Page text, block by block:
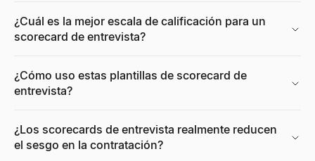
Genere fotos de retrato profesionales con IA gratis. Sin
Explorar→
Calculadora de CPM
¿Cuál es la mejor escala de calificación para un
scorecard de entrevista?
¿Cómo uso estas plantillas de scorecard de
entrevista?
¿Los scorecards de entrevista realmente reducen
el sesgo en la contratación?